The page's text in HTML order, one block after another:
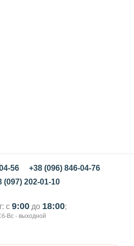
56
+38 (096) 846-04-76
(097) 202-01-10
с 9:00 до 18:00;
Вс - выходной